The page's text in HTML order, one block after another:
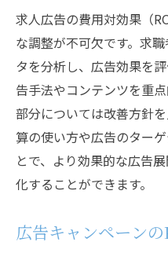
求人広告の費用対効果（
な調整が不可欠です。求
タを分析し、広告効果を
告手法やコンテンツを重
部分については改善方針
算の使い方や広告のター
とで、より効果的な広告
化することができます。
広告キャンペーン